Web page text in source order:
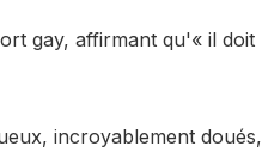
gay, affirmant qu'« il doit
incroyablement doués,